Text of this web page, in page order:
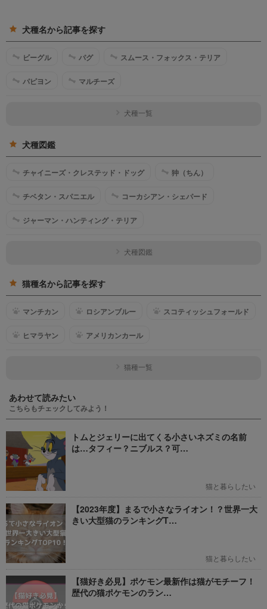
犬種名から記事を探す
ビーグル パグ スムース・フォックス・テリア
パピヨン マルチーズ
犬種一覧
犬種図鑑
チャイニーズ・クレステッド・ドッグ 狆（ちん）
チベタン・スパニエル コーカシアン・シェパード
ジャーマン・ハンティング・テリア
犬種図鑑
猫種名から記事を探す
マンチカン ロシアンブルー スコティッシュフォールド
ヒマラヤン アメリカンカール
猫種一覧
あわせて読みたい
こちらもチェックしてみよう！
トムとジェリーに出てくる小さいネズミの名前
は…タフィー？ニブルス？可…
猫と暮らしたい
【2023年度】まるで小さなライオン！？世界一大
きい大型猫のランキングT…
猫と暮らしたい
【猫好き必見】ポケモン最新作は猫がモチーフ！
歴代の猫ポケモンのラン…